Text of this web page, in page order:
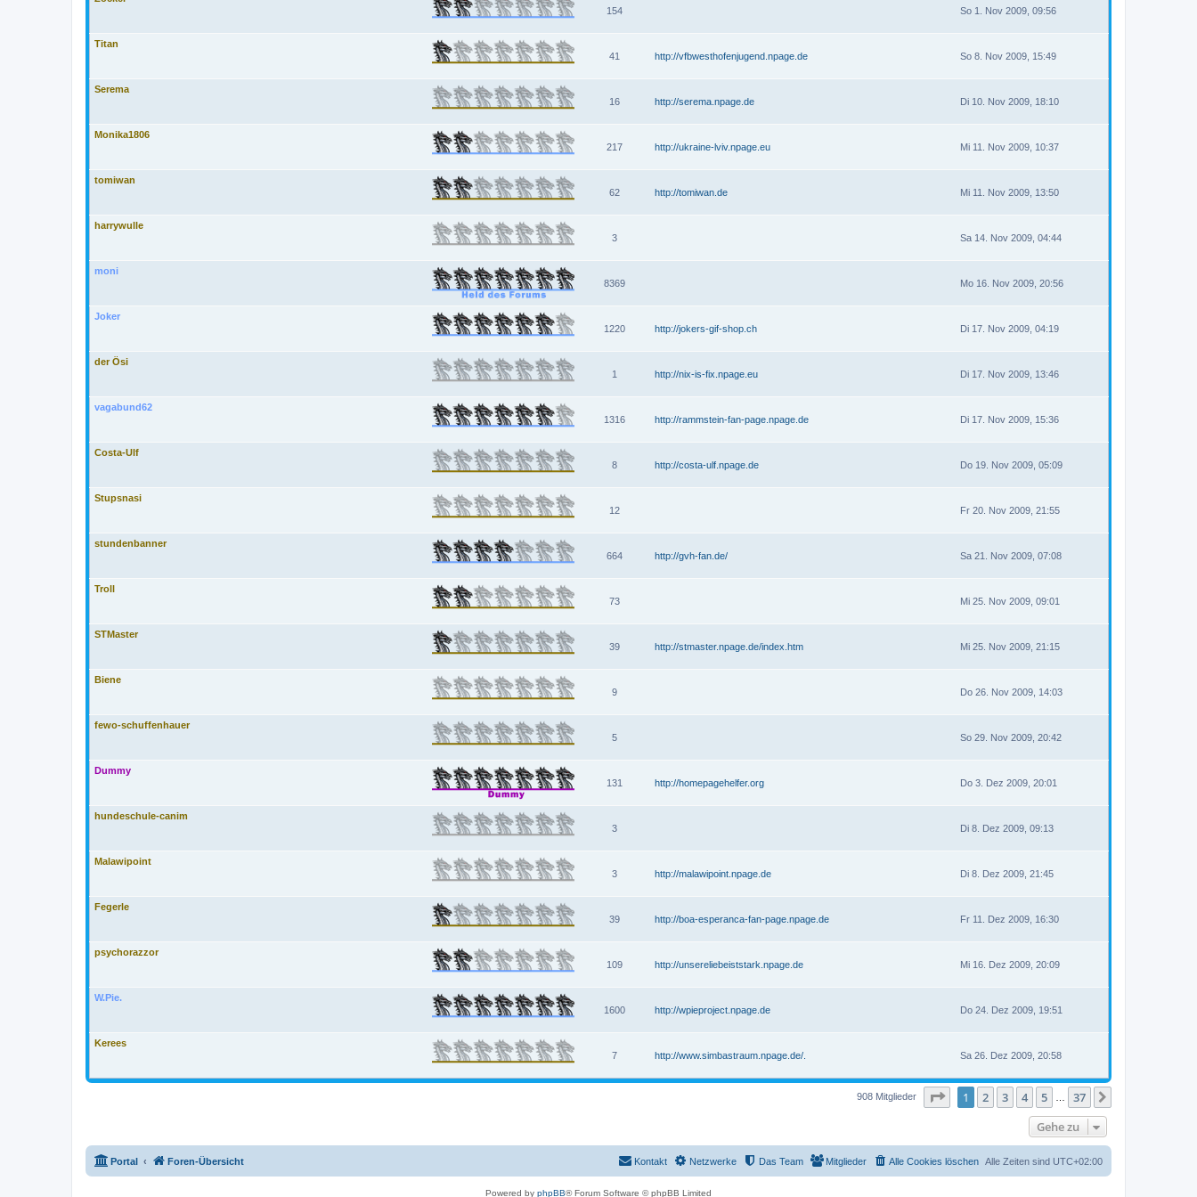
154
So 1. Nov 2009, 09:56
Titan
41
http://vfbwesthofenjugend.npage.de So 8. Nov 2009, 15:49
Serema
16
http://serema.npage.de Di 10. Nov 2009, 18:10
Monika1806
217
http://ukraine-lviv.npage.eu Mi 11. Nov 2009, 10:37
tomiwan
62
http://tomiwan.de Mi 11. Nov 2009, 13:50
harrywulle
3
Sa 14. Nov 2009, 04:44
moni
8369
Mo 16. Nov 2009, 20:56
Joker
1220
http://jokers-gif-shop.ch Di 17. Nov 2009, 04:19
der Ösi
1
http://nix-is-fix.npage.eu Di 17. Nov 2009, 13:46
vagabund62
1316
http://rammstein-fan-page.npage.de Di 17. Nov 2009, 15:36
Costa-Ulf
8
http://costa-ulf.npage.de Do 19. Nov 2009, 05:09
Stupsnasi
12
Fr 20. Nov 2009, 21:55
stundenbanner
664
http://gvh-fan.de/ Sa 21. Nov 2009, 07:08
Troll
73
Mi 25. Nov 2009, 09:01
STMaster
39
http://stmaster.npage.de/index.htm Mi 25. Nov 2009, 21:15
Biene
9
Do 26. Nov 2009, 14:03
fewo-schuffenhauer
5
So 29. Nov 2009, 20:42
Dummy
131
http://homepagehelfer.org Do 3. Dez 2009, 20:01
hundeschule-canim
3
Di 8. Dez 2009, 09:13
Malawipoint
3
http://malawipoint.npage.de Di 8. Dez 2009, 21:45
Fegerle
39
http://boa-esperanca-fan-page.npage.de Fr 11. Dez 2009, 16:30
psychorazzor
109
http://unsereliebeiststark.npage.de Mi 16. Dez 2009, 20:09
W.Pie.
1600
http://wpieproject.npage.de Do 24. Dez 2009, 19:51
Kerees
7
http://www.simbastraum.npage.de/. Sa 26. Dez 2009, 20:58
908 Mitglieder Seite von37
1 2 3 4 5 37
Gehe zu
Portal Foren-Übersicht Alle Zeiten sind UTC+02:00
Alle Cookies löschen
Mitglieder
Das Team
Netzwerke
Kontakt
Powered by phpBB® Forum Software © phpBB Limited